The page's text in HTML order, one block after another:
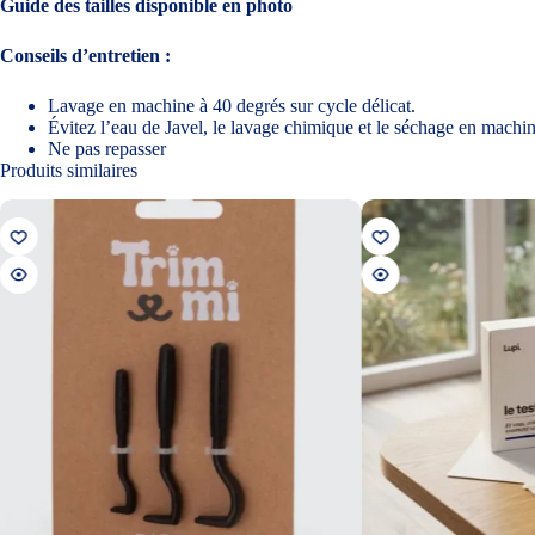
Guide des tailles disponible en photo
Conseils d’entretien :
Lavage en machine à 40 degrés sur cycle délicat.
Évitez l’eau de Javel, le lavage chimique et le séchage en
Ne pas repasser
Produits similaires